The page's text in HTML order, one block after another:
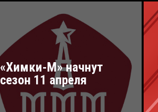
«Химки-М» начнут
сезон 11 апреля